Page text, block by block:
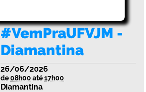
#VemPraUFVJM -
Diamantina
26/06/2026
de08h00 até17h00
Diamantina